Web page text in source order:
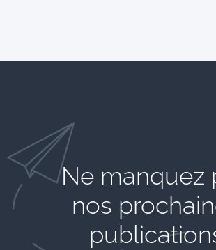
Ne manquez
nos